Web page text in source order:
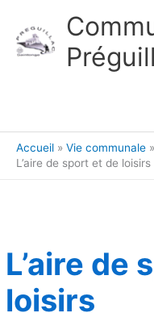
Accueil Vie communale
L’aire de sport et de loisirs
L’aire de
loisirs